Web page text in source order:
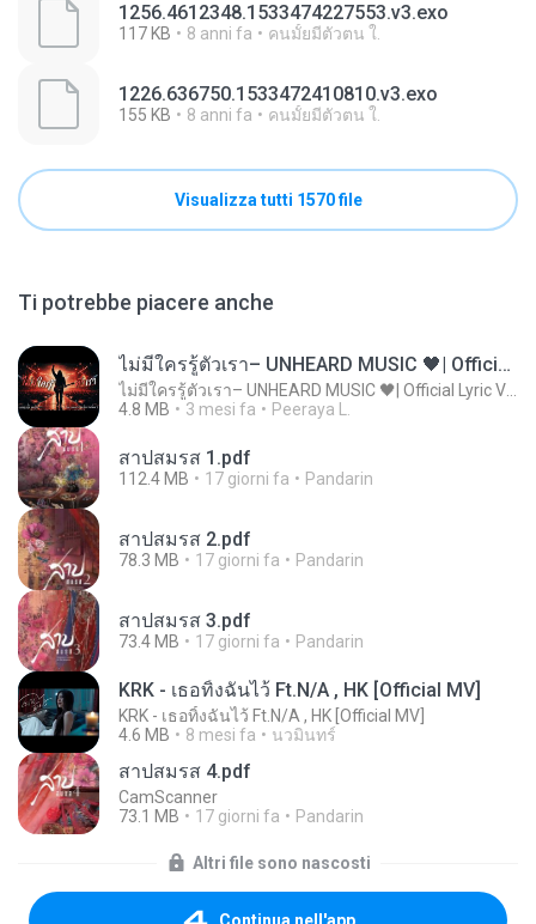
1256.4612348.1533474227553.v3.exo
117 KB 8 anni fa คนมั้ยมีตัวตน ใ.
1226.636750.1533472410810.v3.exo
155 KB 8 anni fa คนมั้ยมีตัวตน ใ.
Visualizza tutti 1570 file
Ti potrebbe piacere anche
ไม่มีใครรู้ตัวเรา– UNHEARD MUSIC 🖤| Official Lyric Video | เพลงสู้ชีวิต
4.8 MB
3 mesi fa Peeraya L.
สาปสมรส 1.pdf
112.4 MB 17 giorni fa Pandarin
สาปสมรส 2.pdf
78.3 MB 17 giorni fa Pandarin
สาปสมรส 3.pdf
73.4 MB 17 giorni fa Pandarin
KRK - เธอทิ้งฉันไว้ Ft.N/A , HK [Official MV]
KRK - เธอทิ้งฉันไว้ Ft.N/A , HK [Official MV]
4.6 MB
8 mesi fa นวมินทร์
สาปสมรส 4.pdf
CamScanner
73.1 MB
17 giorni fa Pandarin
Altri file sono nascosti